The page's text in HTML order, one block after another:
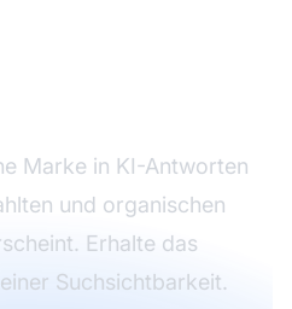
Marke in KI-Antworten
und organischen
Erhalte das
Suchsichtbarkeit.